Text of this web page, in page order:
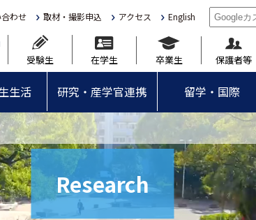
わせ 取材・撮影申込 アクセス English
受験生 在学生 卒業生 保護者等
生活 研究・産学官連携 留学・国際
Research